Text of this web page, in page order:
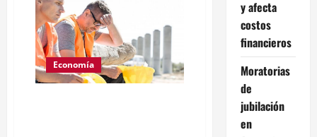
Karagozian:
El
ejemplo
de
los
industriales
mileístas
que
ahora
Economía
y afecta
costos
financieros
Moratorias
de
jubilación
en